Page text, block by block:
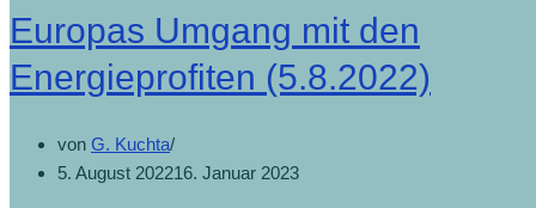
Europas Umgang mit den
Energieprofiten (5.8.2022)
von G. Kuchta
5. August 202216. Januar 2023